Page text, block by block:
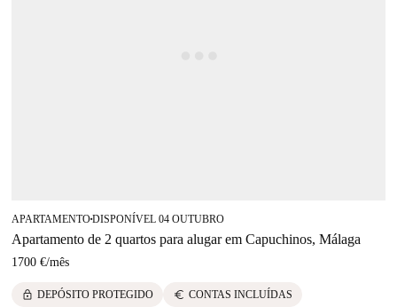
APARTAMENTO■DISPONÍVEL 04 OUTUBRO
Apartamento de 2 quartos para alugar em Capuchinos, Málaga
1700 €/mês
lock DEPÓSITO PROTEGIDO euro CONTAS INCLUÍDAS